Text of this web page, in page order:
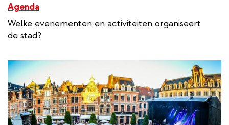
Agenda
Welke evenementen en activiteiten organiseert
de stad?